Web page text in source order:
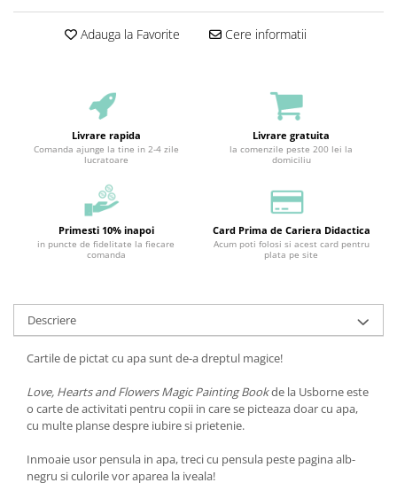
Adauga la Favorite Cere informatii
Livrare rapida
Comanda ajunge la tine in 2-4 zile
lucratoare
Livrare gratuita
la comenzile peste 200 lei la
domiciliu
Primesti 10% inapoi
in puncte de fidelitate la fiecare
comanda
Card Prima de Cariera Didactica
Acum poti folosi si acest card pentru
plata pe site
Descriere
Cartile de pictat cu apa sunt de-a dreptul magice!
Love, Hearts and Flowers Magic Painting Bookde la Usborne este
o carte de activitati pentru copii in care se picteaza doar cu apa,
cu multe planse despre iubire si prietenie.
Inmoaie usor pensula in apa, treci cu pensula peste pagina alb-
negru si culorile vor aparea la iveala!